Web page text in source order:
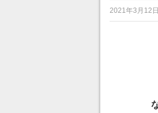
2021年3月12